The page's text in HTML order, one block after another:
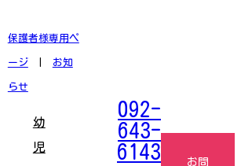
保護者様専用ペ
ージ| お知
らせ
幼
児
092-
643-
6143
お問